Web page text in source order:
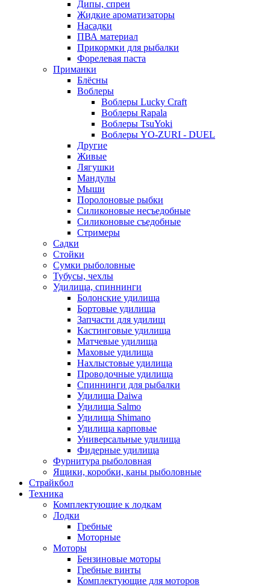
Дипы, спреи
Жидкие ароматизаторы
Насадки
ПВА материал
Прикормки для рыбалки
Форелевая паста
Приманки
Блёсны
Воблеры
Воблеры Lucky Craft
Воблеры Rapala
Воблеры TsuYoki
Воблеры YO-ZURI - DUEL
Другие
Живые
Лягушки
Мандулы
Мыши
Поролоновые рыбки
Силиконовые несъедобные
Силиконовые съедобные
Стримеры
Садки
Стойки
Сумки рыболовные
Тубусы, чехлы
Удилища, спиннинги
Болонские удилища
Бортовые удилища
Запчасти для удилищ
Кастинговые удилища
Матчевые удилища
Маховые удилища
Нахлыстовые удилища
Проводочные удилища
Спиннинги для рыбалки
Удилища Daiwa
Удилища Salmo
Удилища Shimano
Удилища карповые
Универсальные удилища
Фидерные удилища
Фурнитура рыболовная
Ящики, коробки, каны рыболовные
Страйкбол
Техника
Комплектующие к лодкам
Лодки
Гребные
Моторные
Моторы
Бензиновые моторы
Гребные винты
Комплектующие для моторов